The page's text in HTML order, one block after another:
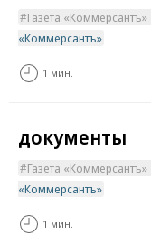
Газета
«Коммерсантъ»
1 мин.
документы
Газета
«Коммерсантъ»
1 мин.